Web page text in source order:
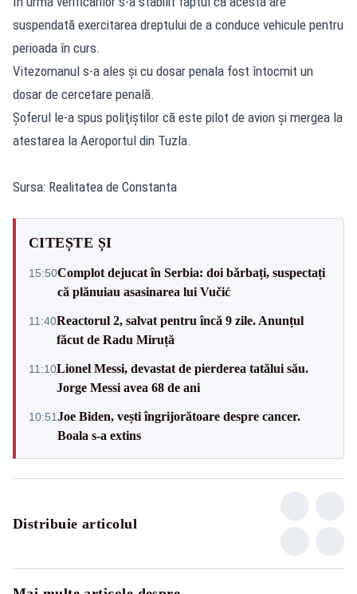
suspendată exercitarea dreptului de a conduce vehicule pentru
perioada în curs.
Vitezomanul s-a ales și cu dosar penala fost întocmit un
dosar de cercetare penală.
Şoferul le-a spus poliţiştilor că este pilot de avion și mergea la
atestarea la Aeroportul din Tuzla.
Sursa: Realitatea de Constanta
CITEȘTE ȘI
15:50Complot dejucat în Serbia: doi bărbați, suspectați
că plănuiau asasinarea lui Vučić
11:40Reactorul 2, salvat pentru încă 9 zile. Anunțul
făcut de Radu Miruță
11:10Lionel Messi, devastat de pierderea tatălui său.
Jorge Messi avea 68 de ani
10:51Joe Biden, vești îngrijorătoare despre cancer.
Boala s-a extins
Distribuie articolul